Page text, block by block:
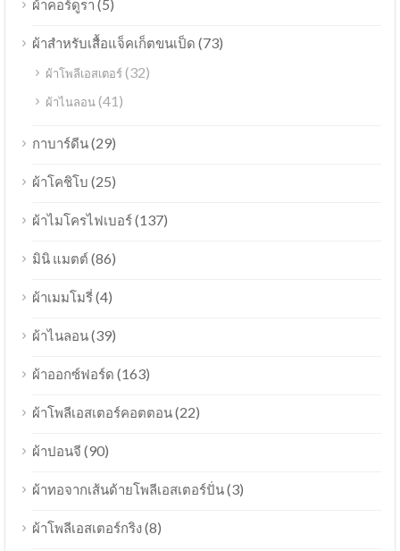
ผ้าคอร์ดูรา (5)
ผ้าสำหรับเสื้อแจ็คเก็ตขนเป็ด (73)
ผ้าโพลีเอสเตอร์(32)
ผ้าไนลอน(41)
กาบาร์ดีน(29)
ผ้าโคชิโบ (25)
ผ้าไมโครไฟเบอร์(137)
มินิ แมตต์(86)
ผ้าเมมโมรี่(4)
ผ้าไนลอน(39)
ผ้าออกซ์ฟอร์ด (163)
ผ้าโพลีเอสเตอร์คอตตอน(22)
ผ้าปอนจี (90)
ผ้าทอจากเส้นด้ายโพลีเอสเตอร์ปั่น(3)
ผ้าโพลีเอสเตอร์กริง(8)